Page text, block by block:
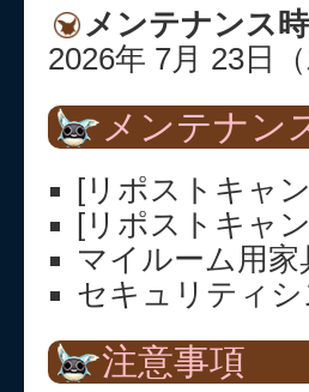
メンテナンス
2026年 7月 23日
メンテナン
[リポストキャ
[リポストキャ
マイルーム用家
セキュリティ
注意事項